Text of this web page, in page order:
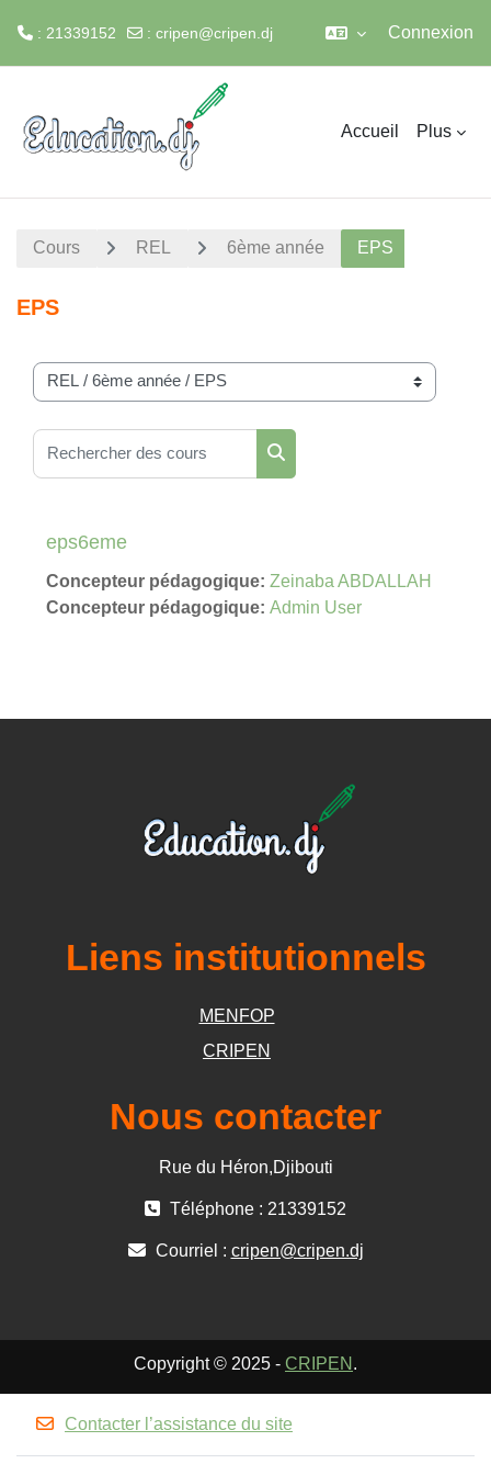
: 21339152 : cripen@cripen.dj Connexion
Accueil Plus
Cours REL 6ème année EPS
EPS
Catégories de cours
Rechercher des cours
Rechercher des cours
eps6eme
Concepteur pédagogique: Zeinaba ABDALLAH
Concepteur pédagogique: Admin User
Liens institutionnels
MENFOP
CRIPEN
Nous contacter
Rue du Héron,Djibouti
Téléphone : 21339152
Courriel : cripen@cripen.dj
Copyright © 2025 - CRIPEN .
Contacter l’assistance du site